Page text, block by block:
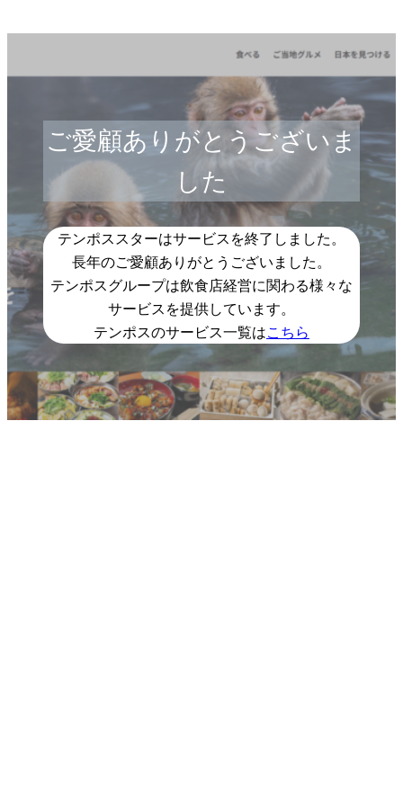
ご愛顧ありがとうございま
した
テンポススターはサービスを終了しました。
長年のご愛顧ありがとうございました。
テンポスグループは飲食店経営に関わる様々な
サービスを提供しています。
テンポスのサービス一覧はこちら